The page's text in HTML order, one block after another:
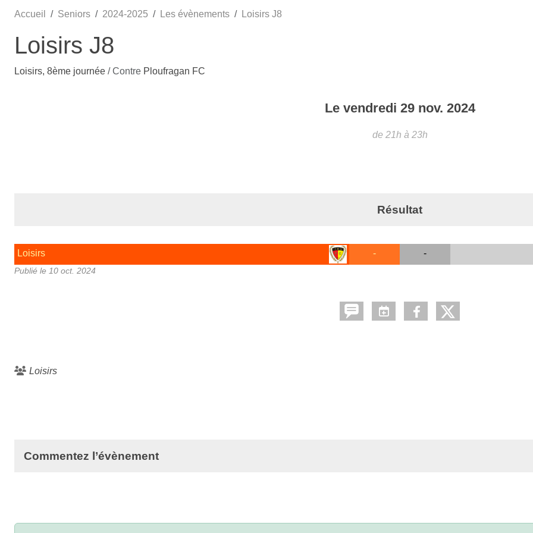
Accueil Seniors 2024-2025 Les évènements Loisirs J8
Loisirs J8
Loisirs, 8ème journée / Contre Ploufragan FC
Le vendredi 29 nov. 2024
de 21h à 23h
Résultat
Loisirs - -
Publié le 10 oct. 2024
Loisirs
Commentez l’évènement